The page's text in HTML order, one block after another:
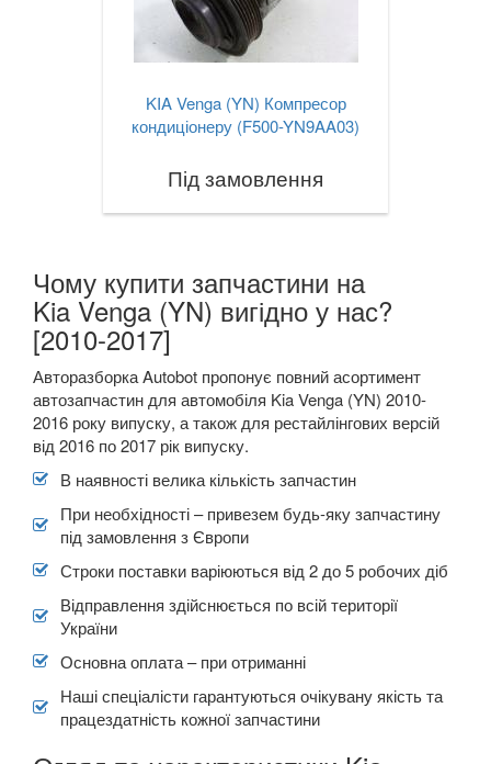
KIA Venga (YN) Компресор
кондиціонеру (F500-YN9AA03)
Під замовлення
Чому купити запчастини на
Kia Venga (YN) вигідно у нас?
[2010-2017]
Авторазборка Autobot пропонує повний асортимент
автозапчастин для автомобіля Kia Venga (YN) 2010-
2016 року випуску, а також для рестайлінгових версій
від 2016 по 2017 рік випуску.
В наявності велика кількість запчастин
При необхідності – привезем будь-яку запчастину
під замовлення з Європи
Строки поставки варіюються від 2 до 5 робочих діб
Відправлення здійснюється по всій території
України
Основна оплата – при отриманні
Наші спеціалісти гарантуються очікувану якість та
працездатність кожної запчастини